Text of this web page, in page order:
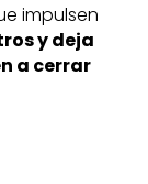
impulsen
y deja
a cerrar